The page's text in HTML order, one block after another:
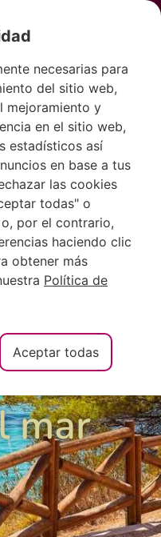
el
de
un
mar
necesarias para
del sitio web,
mejoramiento y
en el sitio web,
estadísticos así
en base a tus
las cookies
todas" o
por el contrario,
haciendo clic
obtener más
Política de
Aceptar todas